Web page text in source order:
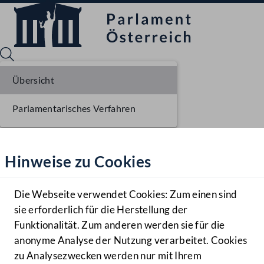
Hilfe
Benutzer
Navigationsmenü öffnen
MENÜ
Hinweise zu Cookies
Die Webseite verwendet Cookies: Zum einen sind
sie erforderlich für die Herstellung der
Funktionalität. Zum anderen werden sie für die
anonyme Analyse der Nutzung verarbeitet. Cookies
zu Analysezwecken werden nur mit Ihrem
Übersicht
Parlamentarisches Verfahren